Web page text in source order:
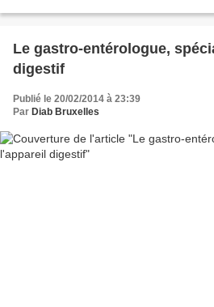
Le gastro-entérologue,
digestif
Publié le 20/02/2014 à 23:39
Par Diab Bruxelles